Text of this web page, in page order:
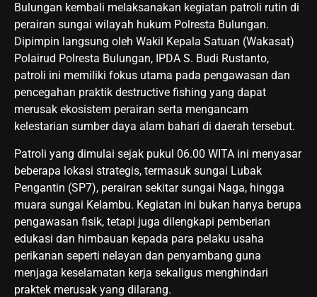
Bulungan kembali melaksanakan kegiatan patroli rutin di
perairan sungai wilayah hukum Polresta Bulungan.
Dipimpin langsung oleh Wakil Kepala Satuan (Wakasat)
Polairud Polresta Bulungan, IPDA S. Budi Rustanto,
patroli ini memiliki fokus utama pada pengawasan dan
pencegahan praktik destructive fishing yang dapat
merusak ekosistem perairan serta mengancam
kelestarian sumber daya alam bahari di daerah tersebut.
Patroli yang dimulai sejak pukul 06.00 WITA ini menyasar
beberapa lokasi strategis, termasuk sungai Lubak
Pengantin (SP7), perairan sekitar sungai Naga, hingga
muara sungai Kelambu. Kegiatan ini bukan hanya berupa
pengawasan fisik, tetapi juga dilengkapi pemberian
edukasi dan himbauan kepada para pelaku usaha
perikanan seperti nelayan dan penyambang guna
menjaga keselamatan kerja sekaligus menghindari
praktek merusak yang dilarang.